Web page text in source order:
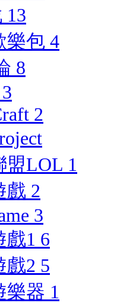
13
樂包 4
8
3
2
盟LOL 1
戲 2
3
戲1 6
戲2 5
樂器 1